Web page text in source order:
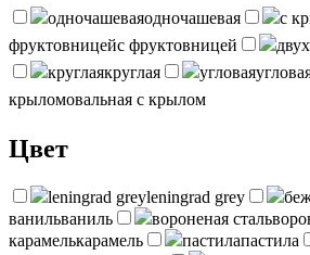
одночашеваяодночашевая с
фруктовницейс фруктовницей
круглаякруглая угловая
крыломовальная с крылом
Цвет
leningrad greyleningrad grey
ванильваниль вороненая сталь
карамелькарамель пастилапастила